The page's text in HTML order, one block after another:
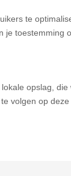
te
toestemming
opslag,
volgen op